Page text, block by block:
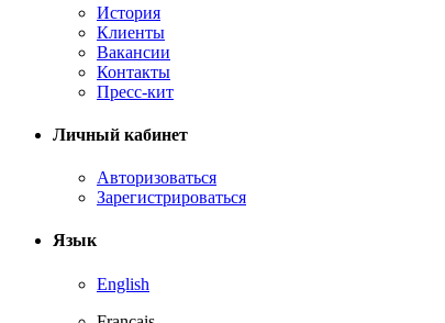
История
Клиенты
Вакансии
Контакты
Пресс-кит
Личный кабинет
Авторизоваться
Зарегистрироваться
Язык
English